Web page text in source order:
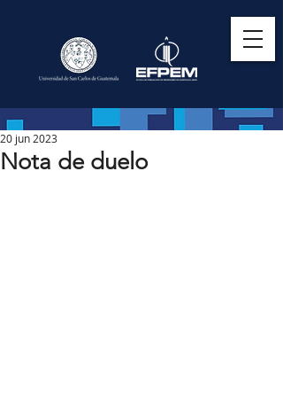
Nota de duelo
20 jun 2023